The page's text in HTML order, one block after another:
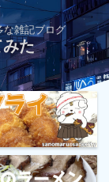
な雑記ブログ
た